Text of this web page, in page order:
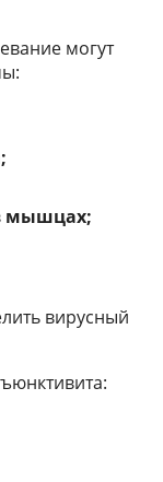
могут
мышцах;
вирусный